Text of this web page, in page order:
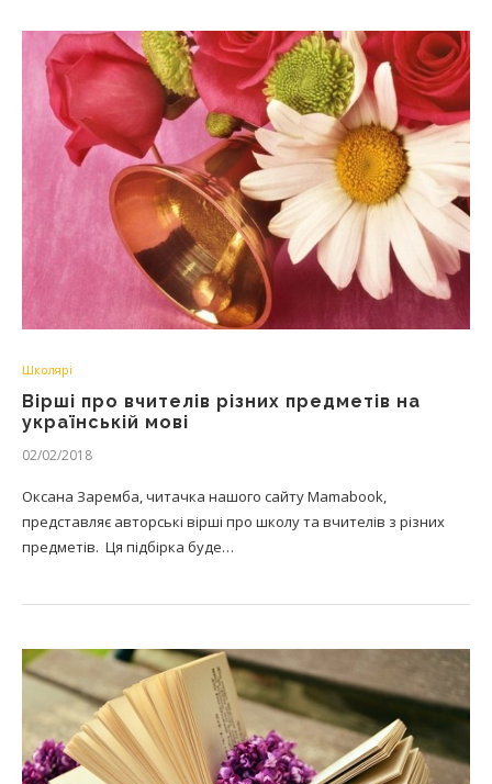
Школярі
Вірші про вчителів різних предметів на
українській мові
02/02/2018
Оксана Заремба, читачка нашого сайту Mamabook,
представляє авторські вірші про школу та вчителів з різних
предметів. Ця підбірка буде…